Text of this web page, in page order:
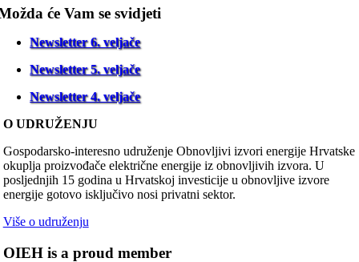
će Vam se svidjeti
Newsletter 6. veljače
Newsletter 5. veljače
Newsletter 4. veljače
O UDRUŽENJU
Gospodarsko-interesno udruženje Obnovljivi izvori energije Hrvatske
okuplja proizvođače električne energije iz obnovljivih izvora. U
posljednjih 15 godina u Hrvatskoj investicije u obnovljive izvore
energije gotovo isključivo nosi privatni sektor.
Više o udruženju
OIEH is a proud member